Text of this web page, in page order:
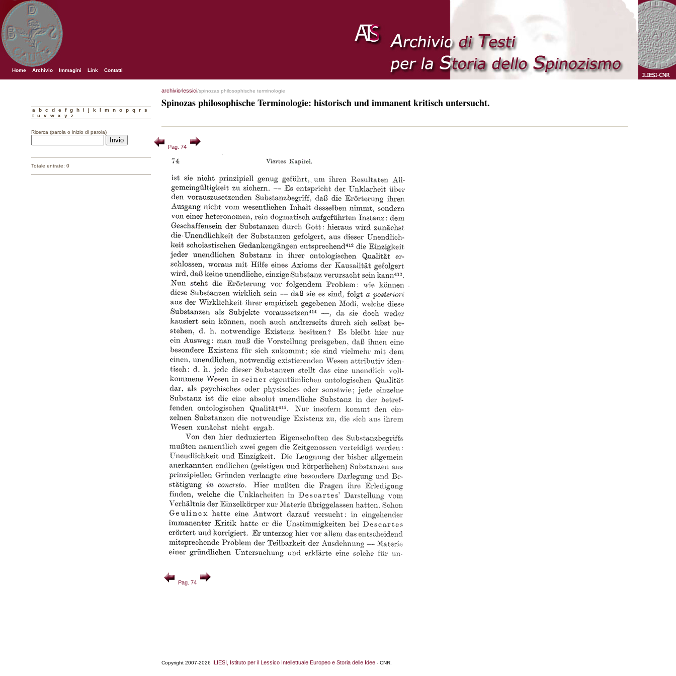
Home Archivio Immagini Link Contatti
a b c d e f g h i j k l m n o p q r
s
t
u v w x y z
Ricerca (parola o inizio di parola)
Totale entrate: 0
archivio/lessici/spinozas philosophische terminologie
Spinozas philosophische Terminologie: historisch und immanent kritisch untersucht.
Pag. 74
Pag. 74
Copyright 2007-2026 ILIESI, Istituto per il Lessico Intellettuale Europeo e Storia delle Idee - CNR.